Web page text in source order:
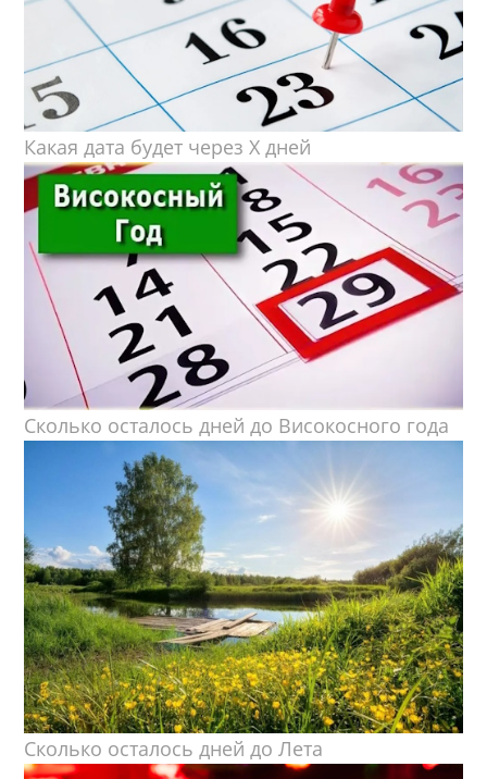
Какая дата будет через X дней
Сколько осталось дней до Високосного года
Сколько осталось дней до Лета